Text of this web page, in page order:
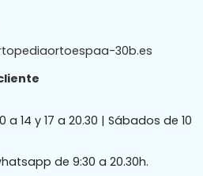
30b.es
a 14 y 17 a 20.30 | Sábados de 10
de 9:30 a 20.30h.